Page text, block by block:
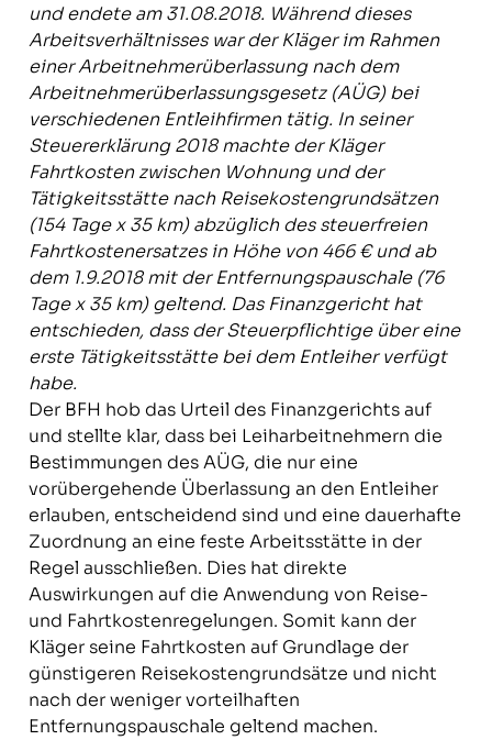
und endete am 31.08.2018. Während dieses
Arbeitsverhältnisses war der Kläger im Rahmen
einer Arbeitnehmerüberlassung nach dem
Arbeitnehmerüberlassungsgesetz (AÜG) bei
verschiedenen Entleihfirmen tätig. In seiner
Steuererklärung 2018 machte der Kläger
Fahrtkosten zwischen Wohnung und der
Tätigkeitsstätte nach Reisekostengrundsätzen
(154 Tage x 35 km) abzüglich des steuerfreien
Fahrtkostenersatzes in Höhe von 466 € und ab
dem 1.9.2018 mit der Entfernungspauschale (76
Tage x 35 km) geltend. Das Finanzgericht hat
entschieden, dass der Steuerpflichtige über eine
erste Tätigkeitsstätte bei dem Entleiher verfügt
habe.
Der BFH hob das Urteil des Finanzgerichts auf
und stellte klar, dass bei Leiharbeitnehmern die
Bestimmungen des AÜG, die nur eine
vorübergehende Überlassung an den Entleiher
erlauben, entscheidend sind und eine dauerhafte
Zuordnung an eine feste Arbeitsstätte in der
Regel ausschließen. Dies hat direkte
Auswirkungen auf die Anwendung von Reise-
und Fahrtkostenregelungen. Somit kann der
Kläger seine Fahrtkosten auf Grundlage der
günstigeren Reisekostengrundsätze und nicht
nach der weniger vorteilhaften
Entfernungspauschale geltend machen.